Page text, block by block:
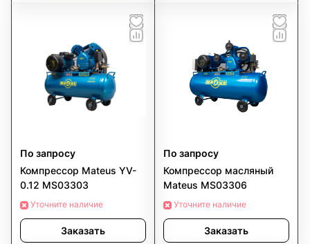
По запросу
Компрессор Mateus YV-
0.12 MS03303
Уточните наличие
Заказать
По запросу
Компрессор масляный
Mateus MS03306
Уточните наличие
Заказать